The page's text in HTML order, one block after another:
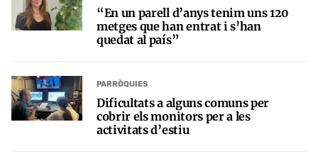
“En un parell d’anys tenim uns 120
metges que han entrat i s’han
quedat al país”
PARRÒQUIES
Dificultats a alguns comuns per
cobrir els monitors per a les
activitats d’estiu